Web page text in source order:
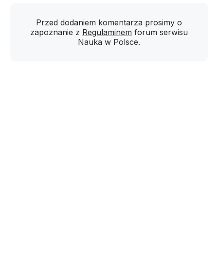
Przed dodaniem komentarza prosimy o
zapoznanie z Regulaminem forum serwisu
Nauka w Polsce.